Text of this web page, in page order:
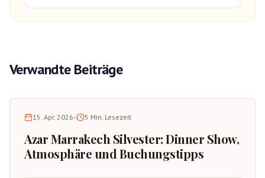
Verwandte Beiträge
15. Apr. 2026• 5 Min. Lesezeit
Azar Marrakech Silvester: Dinner Show,
Atmosphäre und Buchungstipps